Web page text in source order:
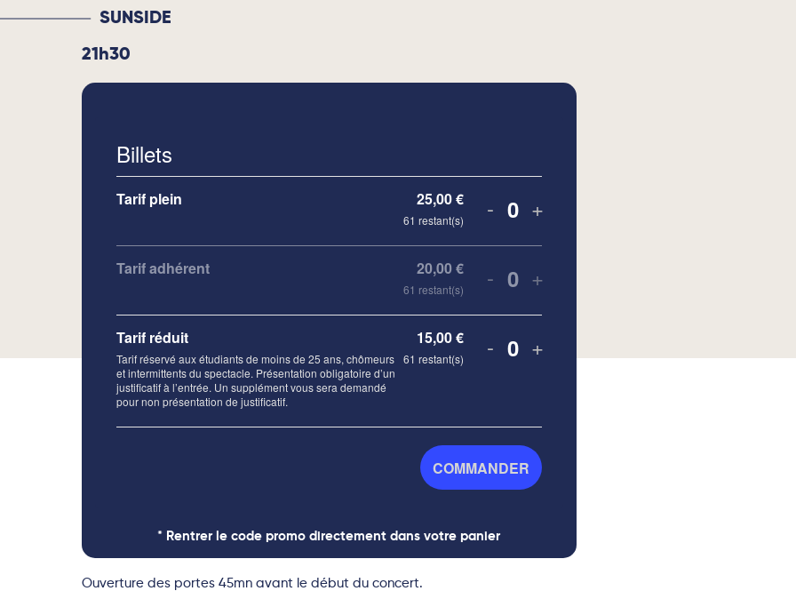
SUNSIDE
21h30
Billets
Tarif plein 25,00€
61 restant(s) - Quantité
+
Tarif adhérent 20,00€
61 restant(s) - Quantité
+
Tarif réduit
Tarif réservé aux étudiants de moins de 25 ans, chômeurs
et intermittents du spectacle. Présentation obligatoire d’un
justificatif à l’entrée. Un supplément vous sera demandé
pour non présentation de justificatif.
15,00€
61 restant(s) - Quantité
+
COMMANDER
* Rentrer le code promo directement dans votre panier
Ouverture des portes 45mn avant le début du concert.